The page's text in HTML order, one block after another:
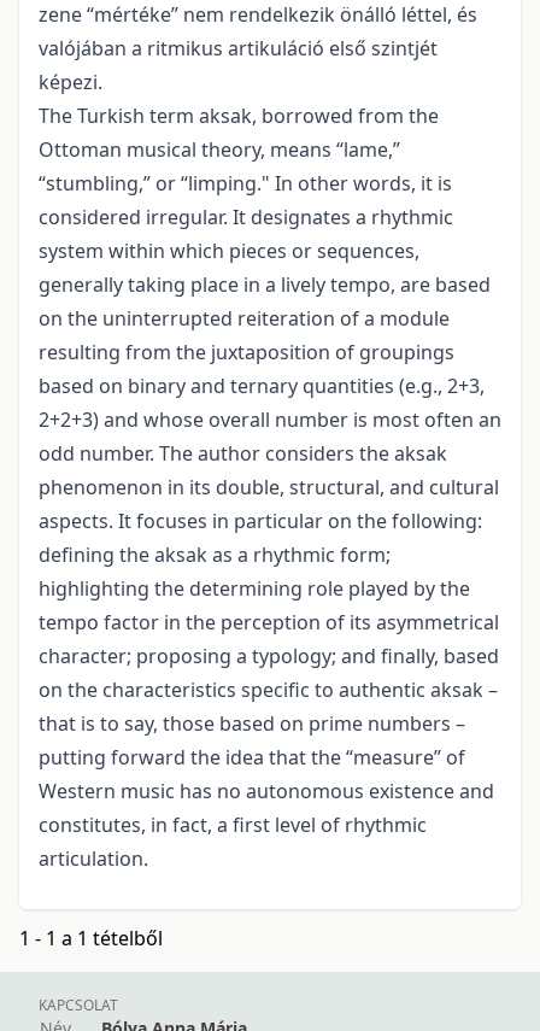
zene “mértéke” nem rendelkezik önálló léttel, és
valójában a ritmikus artikuláció első szintjét
képezi.
The Turkish term aksak, borrowed from the
Ottoman musical theory, means “lame,”
“stumbling,” or “limping." In other words, it is
considered irregular. It designates a rhythmic
system within which pieces or sequences,
generally taking place in a lively tempo, are based
on the uninterrupted reiteration of a module
resulting from the juxtaposition of groupings
based on binary and ternary quantities (e.g., 2+3,
2+2+3) and whose overall number is most often an
odd number. The author considers the aksak
phenomenon in its double, structural, and cultural
aspects. It focuses in particular on the following:
defining the aksak as a rhythmic form;
highlighting the determining role played by the
tempo factor in the perception of its asymmetrical
character; proposing a typology; and finally, based
on the characteristics specific to authentic aksak –
that is to say, those based on prime numbers –
putting forward the idea that the “measure” of
Western music has no autonomous existence and
constitutes, in fact, a first level of rhythmic
articulation.
1 - 1 a 1 tételből
KAPCSOLAT